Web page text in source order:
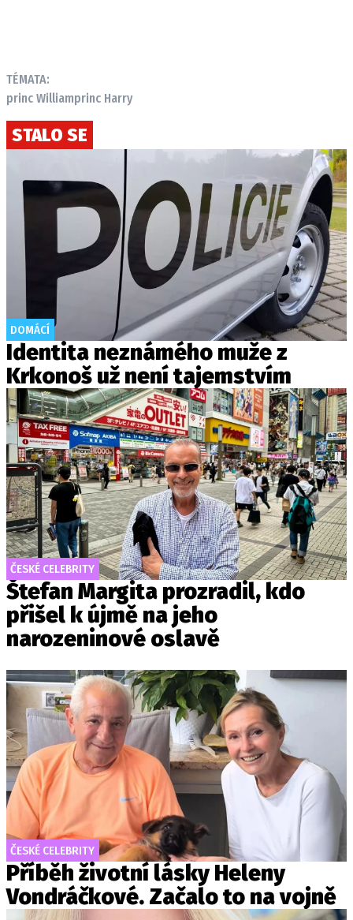
TÉMATA:
princ Williamprinc Harry
STALO SE
DOMÁCÍ
Identita neznámého muže z
Krkonoš už není tajemstvím
ČESKÉ CELEBRITY
Štefan Margita prozradil, kdo
přišel k újmě na jeho
narozeninové oslavě
ČESKÉ CELEBRITY
Příběh životní lásky Heleny
Vondráčkové. Začalo to na vojně